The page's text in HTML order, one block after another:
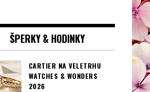
ŠPERKY & HODINKY
CARTIER NA VELETRHU
WATCHES & WONDERS
2026